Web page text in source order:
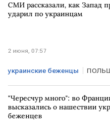
СМИ рассказали, как Запад
ударил по украинцам
2 июня, 07:57
украинские беженцы
УКРАИНА ЕВРОПА
"Чересчур много": во
высказались о нашествии
беженцев